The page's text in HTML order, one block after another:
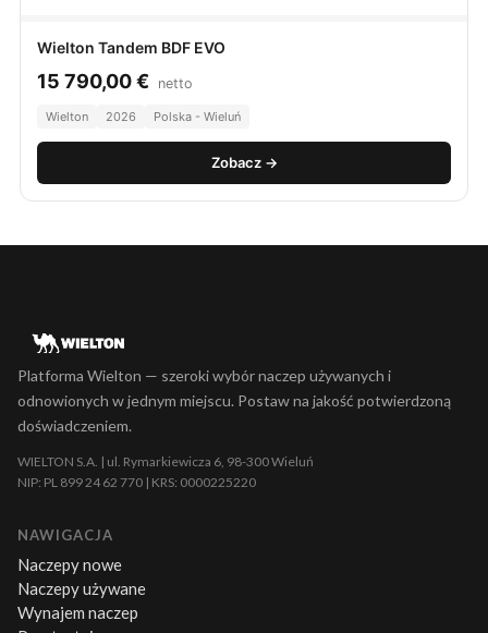
Wielton Tandem BDF EVO
15 790,00€ netto
Wielton 2026 Polska - Wieluń
Zobacz →
Platforma Wielton — szeroki wybór naczep używanych i
odnowionych w jednym miejscu. Postaw na jakość potwierdzoną
doświadczeniem.
WIELTON S.A. | ul. Rymarkiewicza 6, 98-300 Wieluń
NIP: PL 899 24 62 770 | KRS: 0000225220
NAWIGACJA
Naczepy nowe
Naczepy używane
Wynajem naczep